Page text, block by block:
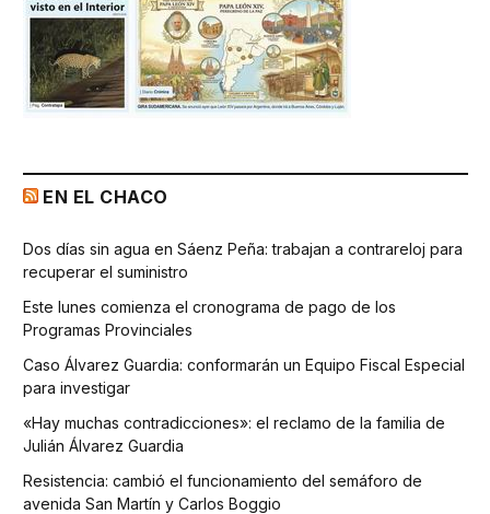
EN EL CHACO
Dos días sin agua en Sáenz Peña: trabajan a contrareloj para
recuperar el suministro
Este lunes comienza el cronograma de pago de los
Programas Provinciales
Caso Álvarez Guardia: conformarán un Equipo Fiscal Especial
para investigar
«Hay muchas contradicciones»: el reclamo de la familia de
Julián Álvarez Guardia
Resistencia: cambió el funcionamiento del semáforo de
avenida San Martín y Carlos Boggio